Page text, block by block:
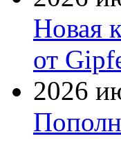
Новая
от
2026